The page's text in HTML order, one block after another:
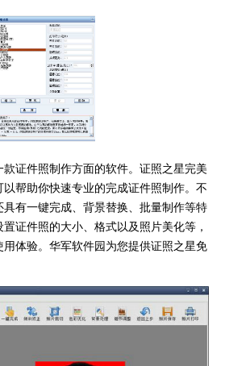
证件照制作方面的软件。证照之星完美
帮助你快速专业的完成证件照制作。不
有一键完成、背景替换、批量制作等特
证件照的大小、格式以及照片美化等，
体验。华军软件园为您提供证照之星免